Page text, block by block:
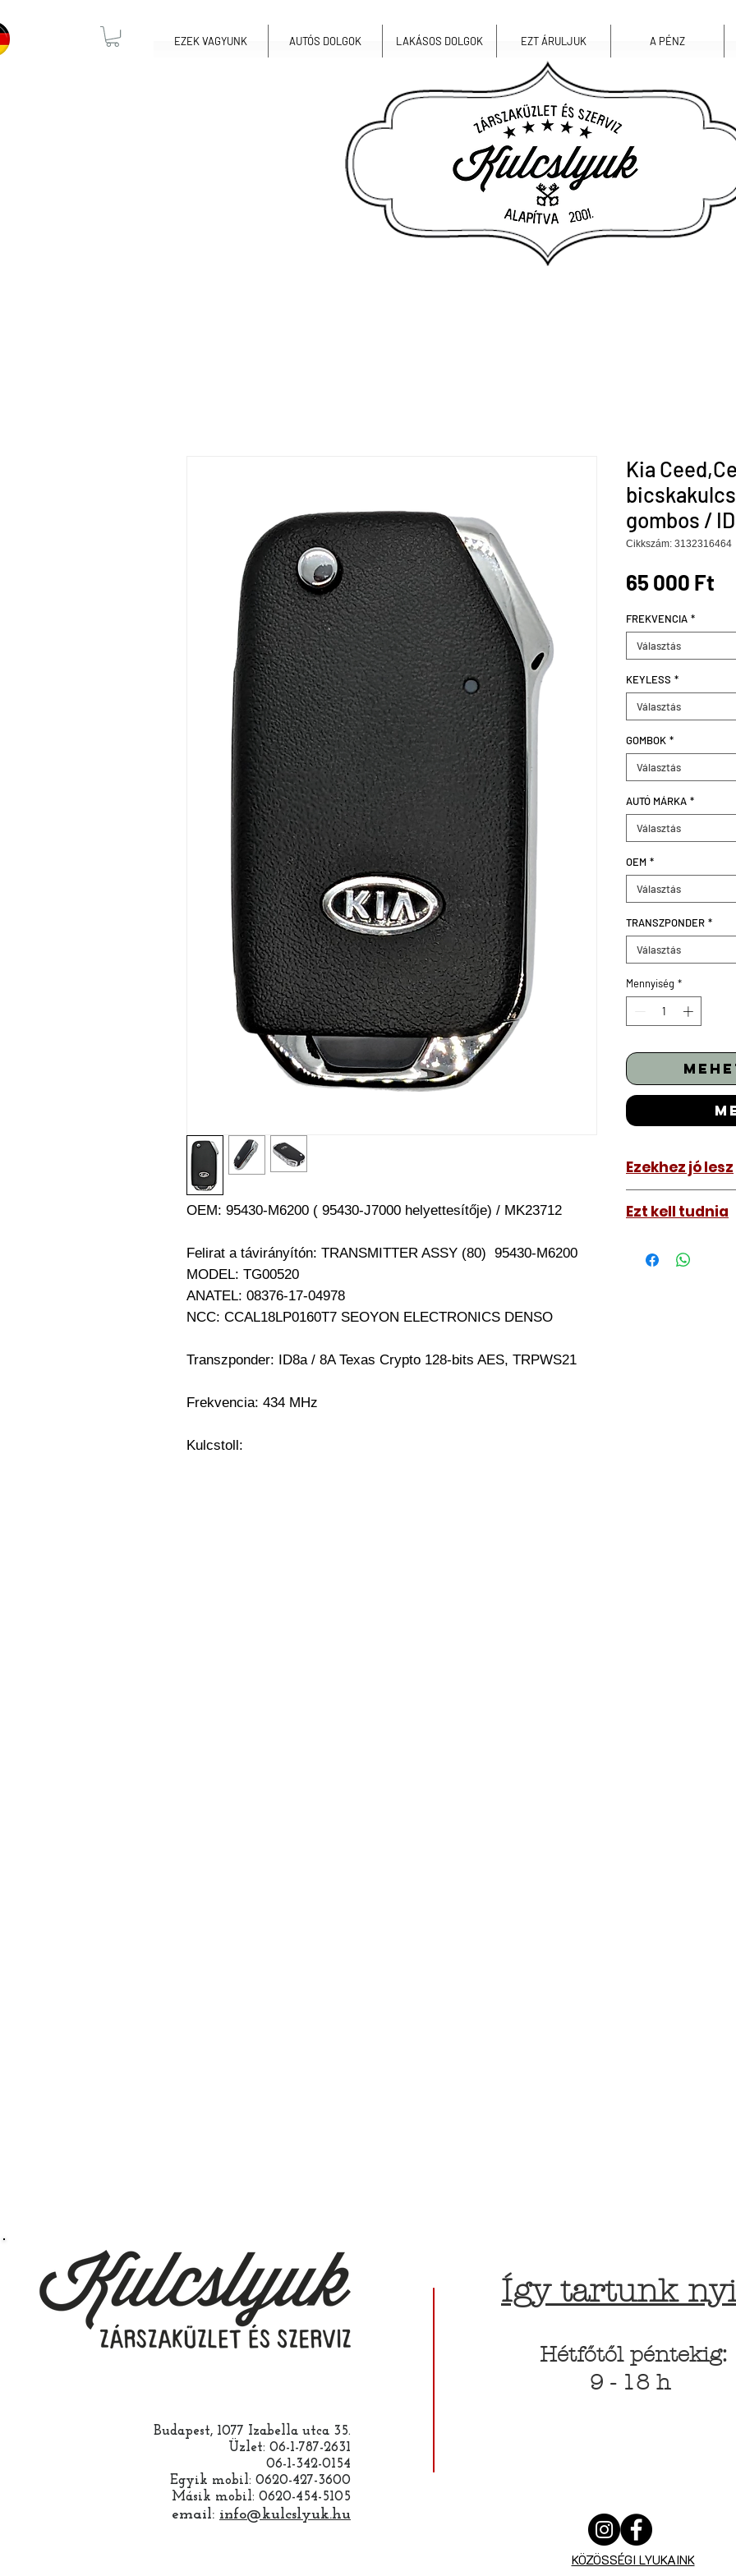
EZEK VAGYUNK AUTÓS DOLGOK LAKÁSOS DOLGOK EZT ÁRULJUK A PÉNZ
OEM: 95430-M6200 ( 95430-J7000 helyettesítője) / MK23712
Felirat a távirányítón: TRANSMITTER ASSY (80) 95430-M6200
MODEL: TG00520
ANATEL: 08376-17-04978
NCC: CCAL18LP0160T7 SEOYON ELECTRONICS DENSO
Transzponder: ID8a / 8A Texas Crypto 128-bits AES, TRPWS21
Frekvencia: 434 MHz
Kulcstoll:
Kia
gombos /
Cikkszám: 3132316464
65 000 Ft
FREKVENCIA *
Választás
KEYLESS *
Választás
GOMBOK *
Választás
AUTÓ MÁRKA *
Választás
OEM *
Választás
TRANSZPONDER *
Választás
Mennyiség *
Ezekhez jó lesz
KIA Cee'd 2018-
Ezt kell tudnia
távirányítós
Budapest, 1077 Izabella utca 35.
Üzlet: 06-1-787-2631
06-1-342-0154
Egyik mobil: 0620-427-3600
Másik mobil: 0620-454-5105
email: info@kulcslyuk.hu
Így tartunk
Hétfőtől péntekig:
9 - 18 h
KÖZÖSSÉGI LYUKAINK